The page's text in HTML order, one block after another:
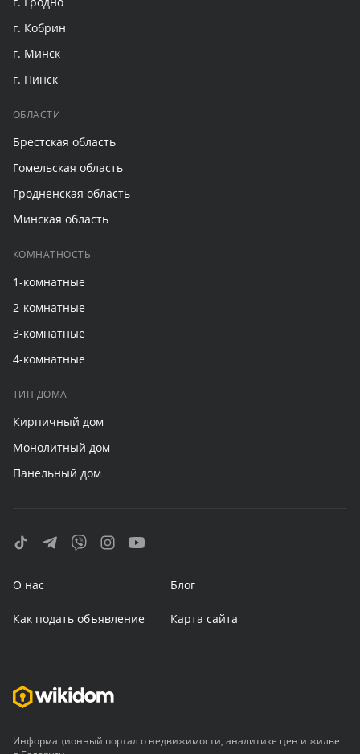
г. Кобрин
г. Минск
г. Пинск
ОБЛАСТИ
Брестская область
Гомельская область
Гродненская область
Минская область
КОМНАТНОСТЬ
1-комнатные
2-комнатные
3-комнатные
4-комнатные
ТИП ДОМА
Кирпичный дом
Монолитный дом
Панельный дом
О нас Блог
Как подать объявление Карта сайта
Информационный портал о недвижимости, аналитике цен и жилье